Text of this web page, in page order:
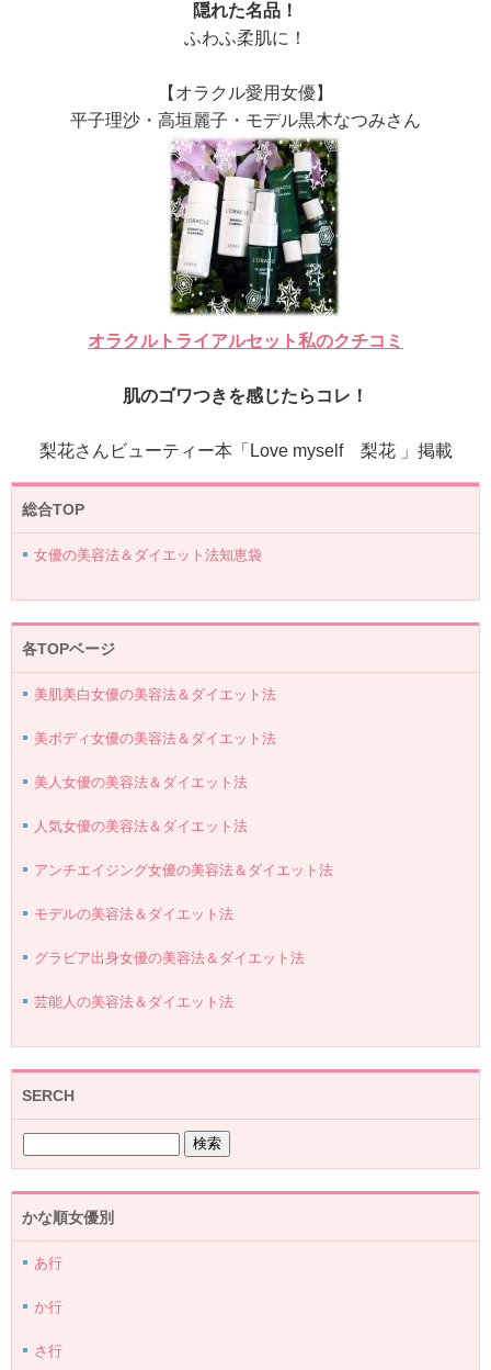
隠れた名品！
ふわふ柔肌に！
【オラクル愛用女優】
平子理沙・高垣麗子・モデル黒木なつみさん
オラクルトライアルセット私のクチコミ
肌のゴワつきを感じたらコレ！
梨花さんビューティー本「Love myself 梨花 」掲載
総合TOP
女優の美容法＆ダイエット法知恵袋
各TOPベージ
美肌美白女優の美容法＆ダイエット法
美ボディ女優の美容法＆ダイエット法
美人女優の美容法＆ダイエット法
人気女優の美容法＆ダイエット法
アンチエイジング女優の美容法＆ダイエット法
モデルの美容法＆ダイエット法
グラビア出身女優の美容法＆ダイエット法
芸能人の美容法＆ダイエット法
SERCH
かな順女優別
あ行
か行
さ行